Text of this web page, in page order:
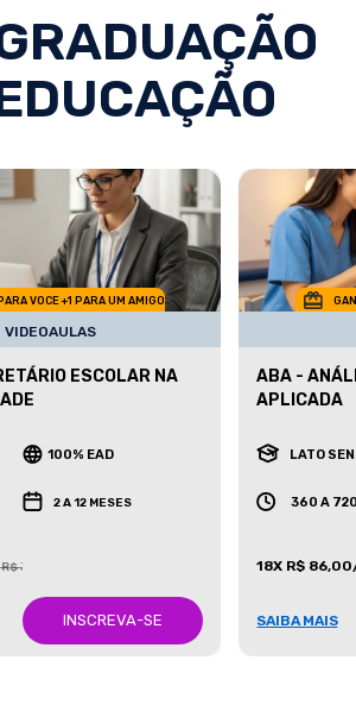
VOCE +1 PARA UM AMIGO
VIDEOAULAS
ESCOLAR NA
100% EAD
2 A 12 MESES
387,00/Mês
INSCREVA-SE
ABA -
APLICADA
LATO
360 A
18X R$
SAIBA MAIS